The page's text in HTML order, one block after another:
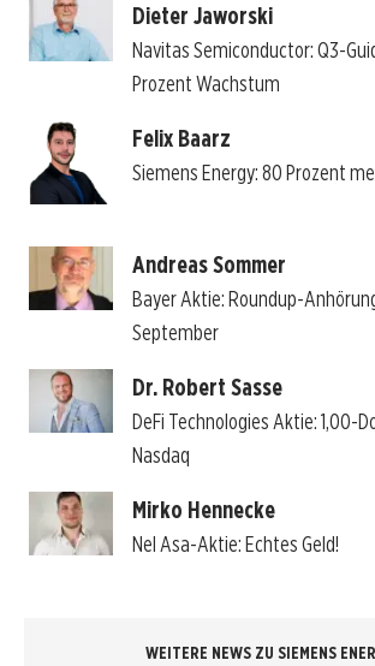
Dieter Jaworski
Navitas Semiconductor: Q3-
Prozent Wachstum
Felix Baarz
Siemens Energy: 80 Prozent
Andreas Sommer
Bayer Aktie: Roundup-
September
Dr. Robert Sasse
DeFi Technologies Aktie: 1,00-
Nasdaq
Mirko Hennecke
Nel Asa-Aktie: Echtes Geld!
WEITERE NEWS ZU SIEMENS